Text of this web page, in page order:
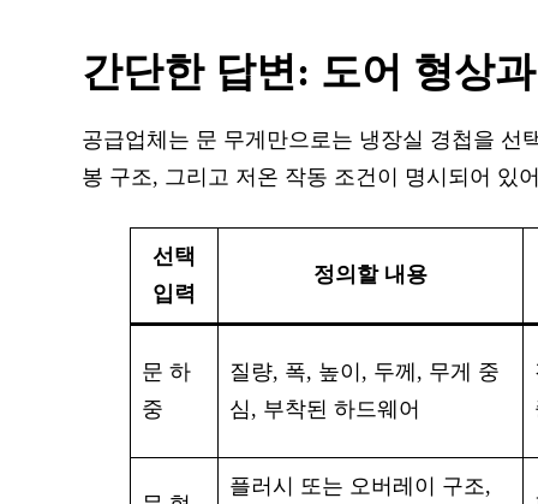
간단한 답변: 도어 형상
공급업체는 문 무게만으로는 냉장실 경첩을 선
봉 구조, 그리고 저온 작동 조건이 명시되어 있
선택
입력
정의할 내용
문 하
중
질량, 폭, 높이, 두께, 무게 중
심, 부착된 하드웨어
플러시 또는 오버레이 구조,